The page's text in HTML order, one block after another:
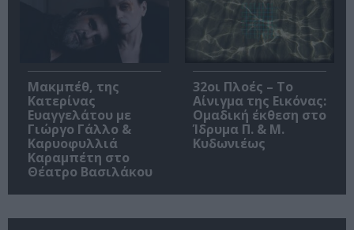
Μακμπέθ, της
Κατερίνας
Ευαγγελάτου με
Γιώργο Γάλλο &
Καρυοφυλλιά
Καραμπέτη στο
Θέατρο Βασιλάκου
32οι Πλοές – Το
Αίνιγμα της Εικόνας:
Ομαδική έκθεση στο
Ίδρυμα Π. & Μ.
Κυδωνιέως